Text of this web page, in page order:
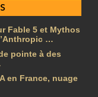
Fable 5 et Mythos
…
pointe à des
en France, nuage